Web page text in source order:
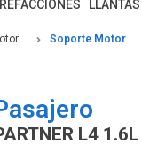
REFACCIONES LLANTAS
Soporte Motor
L4 1.6L